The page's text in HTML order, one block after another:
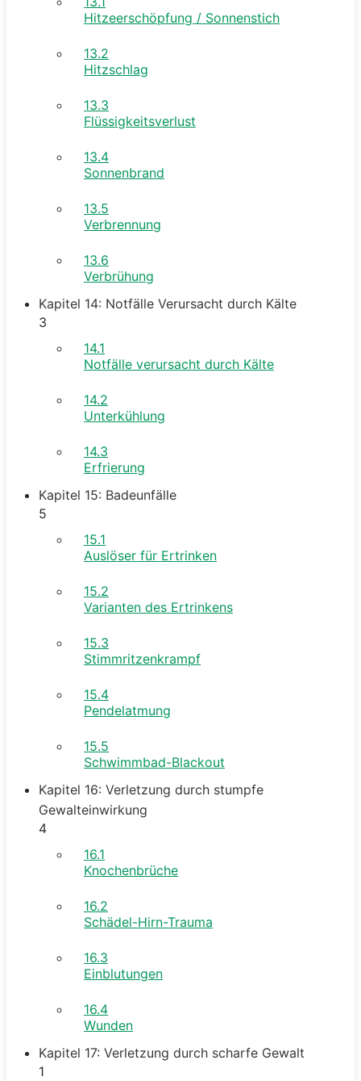
Hitzeerschöpfung / Sonnenstich
13.2
Hitzschlag
13.3
Flüssigkeitsverlust
13.4
Sonnenbrand
13.5
Verbrennung
13.6
Verbrühung
Kapitel 14: Notfälle Verursacht durch Kälte
3
14.1
Notfälle verursacht durch Kälte
14.2
Unterkühlung
14.3
Erfrierung
Kapitel 15: Badeunfälle
5
15.1
Auslöser für Ertrinken
15.2
Varianten des Ertrinkens
15.3
Stimmritzenkrampf
15.4
Pendelatmung
15.5
Schwimmbad-Blackout
Kapitel 16: Verletzung durch stumpfe
Gewalteinwirkung
4
16.1
Knochenbrüche
16.2
Schädel-Hirn-Trauma
16.3
Einblutungen
16.4
Wunden
Kapitel 17: Verletzung durch scharfe Gewalt
1